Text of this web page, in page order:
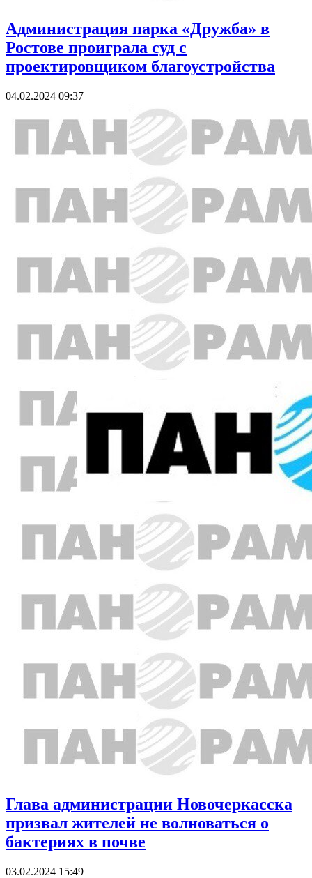
Администрация парка «Дружба» в
Ростове проиграла суд с
проектировщиком благоустройства
04.02.2024 09:37
Глава администрации Новочеркасска
призвал жителей не волноваться о
бактериях в почве
03.02.2024 15:49